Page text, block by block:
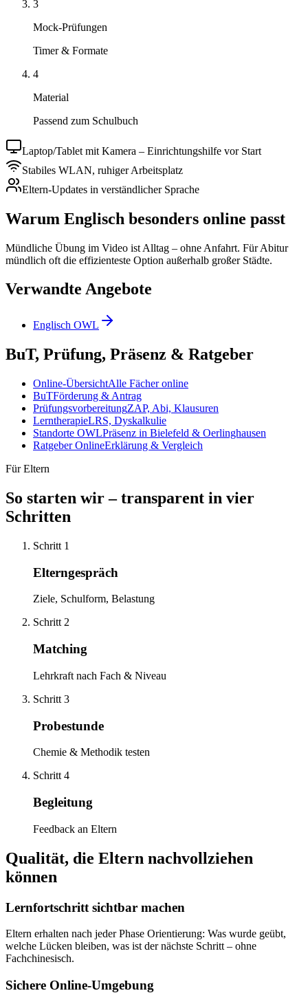
3
Mock-Prüfungen
Timer & Formate
4
Material
Passend zum Schulbuch
Laptop/Tablet mit Kamera – Einrichtungshilfe vor Start
Stabiles WLAN, ruhiger Arbeitsplatz
Eltern-Updates in verständlicher Sprache
Warum Englisch besonders online passt
Mündliche Übung im Video ist Alltag – ohne Anfahrt. Für Abitur
mündlich oft die effizienteste Option außerhalb großer Städte.
Verwandte Angebote
Englisch OWL
BuT, Prüfung, Präsenz & Ratgeber
Online-ÜbersichtAlle Fächer online
BuTFörderung & Antrag
PrüfungsvorbereitungZAP, Abi, Klausuren
LerntherapieLRS, Dyskalkulie
Standorte OWLPräsenz in Bielefeld & Oerlinghausen
Ratgeber OnlineErklärung & Vergleich
Für Eltern
So starten wir – transparent in vier
Schritten
Schritt 1
Elterngespräch
Ziele, Schulform, Belastung
Schritt 2
Matching
Lehrkraft nach Fach & Niveau
Schritt 3
Probestunde
Chemie & Methodik testen
Schritt 4
Begleitung
Feedback an Eltern
Qualität, die Eltern nachvollziehen
können
Lernfortschritt sichtbar machen
Eltern erhalten nach jeder Phase Orientierung: Was wurde geübt,
welche Lücken bleiben, was ist der nächste Schritt – ohne
Fachchinesisch.
Sichere Online-Umgebung